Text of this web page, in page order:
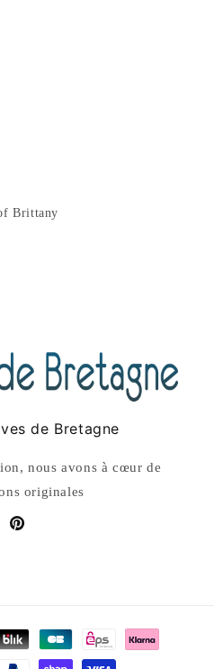
Brittany
de Bretagne
nous avons à cœur de
originales
Pinterest